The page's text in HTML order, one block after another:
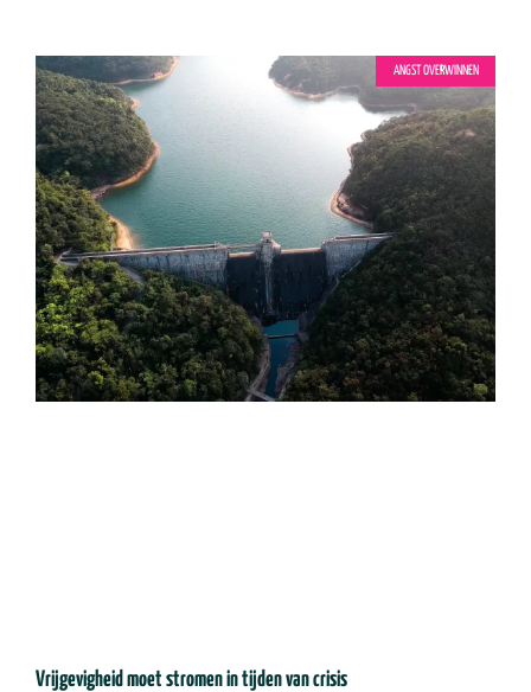
ANGST OVERWINNEN
Vrijgevigheid moet stromen in tijden van crisis